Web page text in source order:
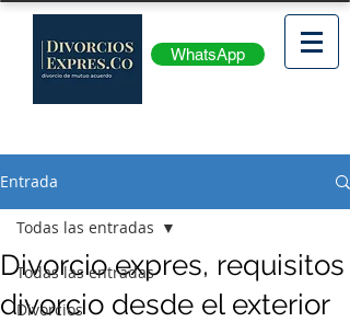
WhatsApp
Entrada
Todas las entradas
Divorcios
Todas las entradas
Divorcio expres, requisitos
divorcio desde el exterior